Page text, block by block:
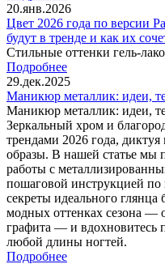
20.янв.2026
Цвет 2026 года по версии
будут в тренде и как их
Стильные оттенки гель-
Подробнее
29.дек.2025
Маникюр металлик: идеи,
Маникюр металлик: идеи,
Зеркальный хром и
трендами 2026 года,
образы. В нашей статье мы
работы с
пошаговой инструкцией
секреты идеального глянца
модных оттенках сезона —
графита — и вдохновитесь
любой длины ногтей.
Подробнее